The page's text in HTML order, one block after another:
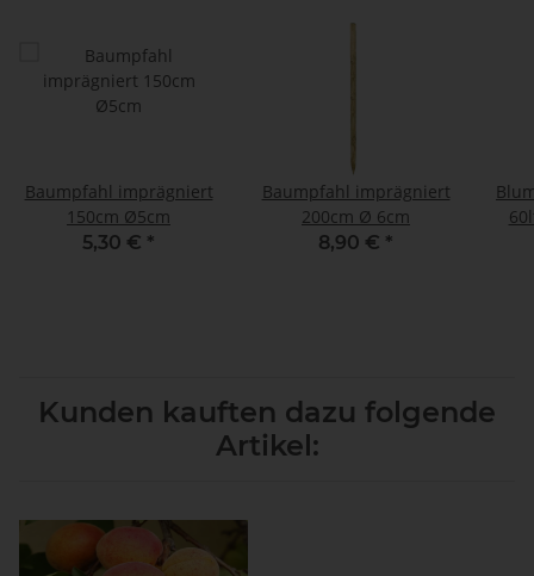
Baumpfahl imprägniert
150cm Ø5cm
5,30 € *
Baumpfahl imprägniert
200cm Ø 6cm
8,90 € *
Kunden kauften dazu folgende
Artikel: